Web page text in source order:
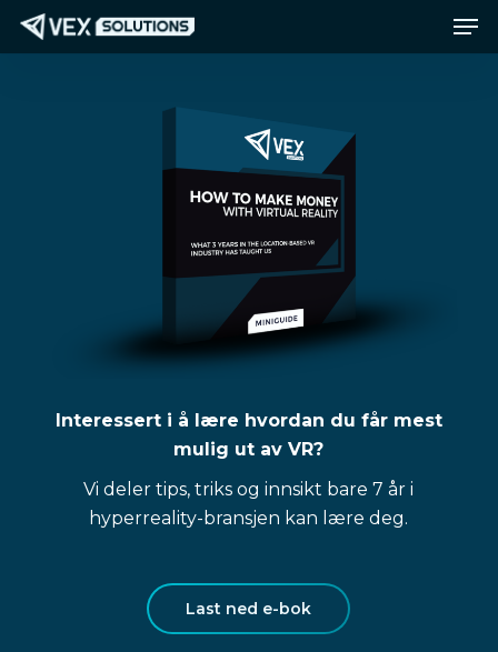
Interessert i å lære hvordan du får mest
mulig ut av VR?
Vi deler tips, triks og innsikt bare 7 år i
hyperreality-bransjen kan lære deg.
Last ned e-bok
Meny